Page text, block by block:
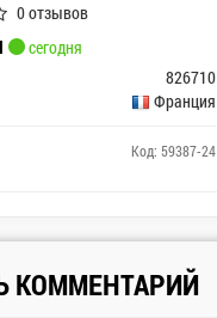
0 отзывов
сегодня
826710
Франция
Код: 59387-24
КОММЕНТАРИЙ